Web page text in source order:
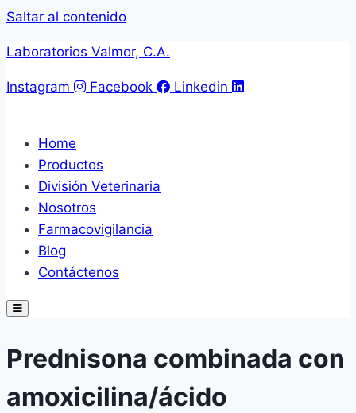
Saltar al contenido
Laboratorios Valmor, C.A.
Instagram Facebook Linkedin
Home
Productos
División Veterinaria
Nosotros
Farmacovigilancia
Blog
Contáctenos
Hamburger Toggle Menu
Prednisona combinada con
amoxicilina/ácido